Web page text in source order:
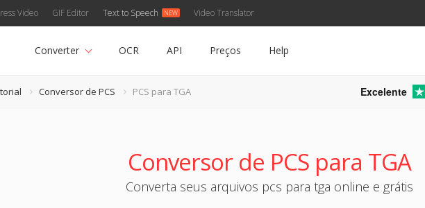
Video GIF Editor Text to Speech Video Translator
Converter OCR API Preços Help
Conversor de PCS PCS para TGA Excelente
Conversor de PCS para TGA
Converta seus arquivos pcs para tga online e grátis